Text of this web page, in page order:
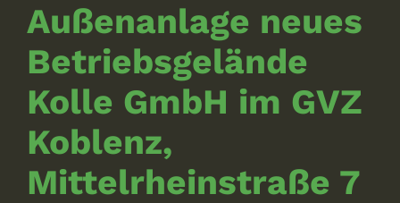
Jobs
Kontakt
Außenanlage neues
Betriebsgelände
Kolle GmbH im GVZ
Koblenz,
Mittelrheinstraße 7